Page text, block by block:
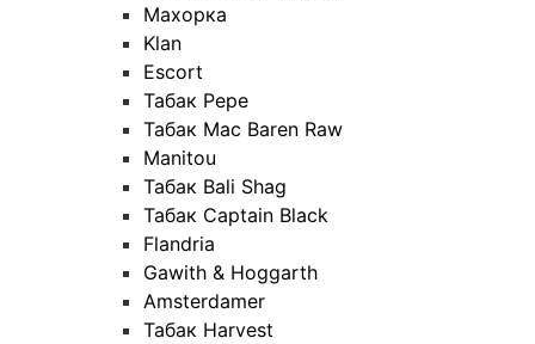
Махорка
Klan
Escort
Табак Pepe
Табак Mac Baren Raw
Manitou
Табак Bali Shag
Табак Captain Black
Flandria
Gawith & Hoggarth
Amsterdamer
Табак Harvest